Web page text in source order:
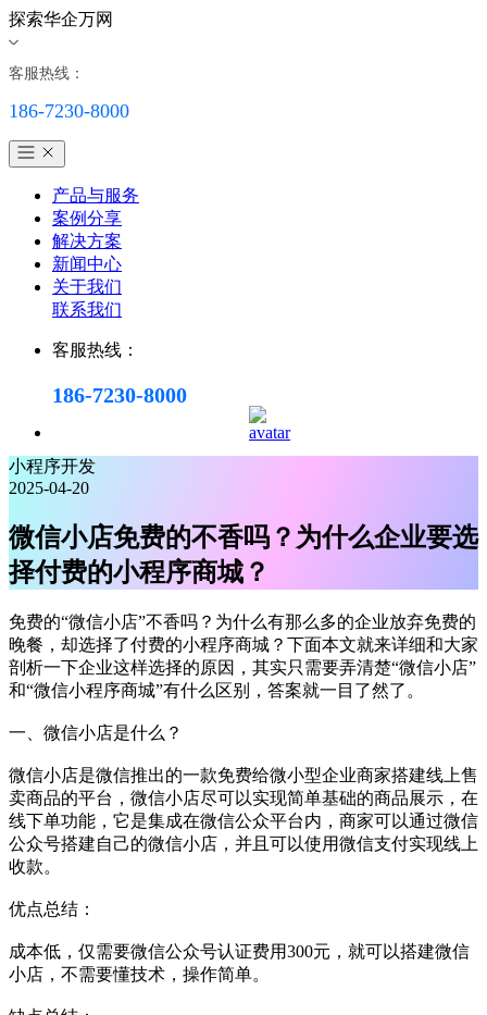
探索华企万网
客服热线：
186-7230-8000
产品与服务
案例分享
解决方案
新闻中心
关于我们
联系我们
客服热线：
186-7230-8000
小程序开发
2025-04-20
微信小店免费的不香吗？为什么企业要选
择付费的小程序商城？
免费的“微信小店”不香吗？为什么有那么多的企业放弃免费的
晚餐，却选择了付费的小程序商城？下面本文就来详细和大家
剖析一下企业这样选择的原因，其实只需要弄清楚“微信小店”
和“微信小程序商城”有什么区别，答案就一目了然了。
一、微信小店是什么？
微信小店是微信推出的一款免费给微小型企业商家搭建线上售
卖商品的平台，微信小店尽可以实现简单基础的商品展示，在
线下单功能，它是集成在微信公众平台内，商家可以通过微信
公众号搭建自己的微信小店，并且可以使用微信支付实现线上
收款。
优点总结：
成本低，仅需要微信公众号认证费用300元，就可以搭建微信
小店，不需要懂技术，操作简单。